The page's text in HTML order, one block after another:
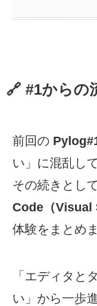
🔗 #1からの
前回の
い」に混乱し
その続きとし
Code（Visual
体験をまとめま
「エディタと
い」から一歩